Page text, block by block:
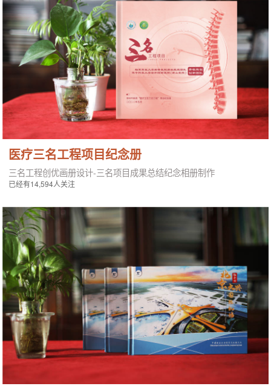
医疗三名工程项目纪念册
三名工程创优画册设计-三名项目成果总结纪念相册制作
已经有14,594人关注